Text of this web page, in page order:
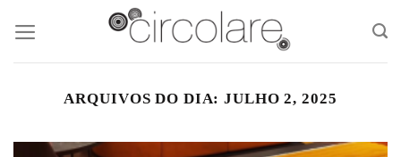
content
ARQUIVOS DO DIA:JULHO 2, 2025